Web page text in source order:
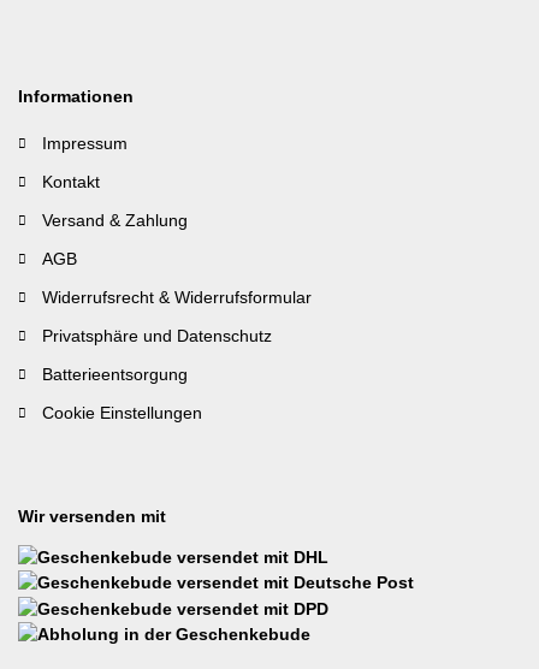
Informationen
Impressum
Kontakt
Versand & Zahlung
AGB
Widerrufsrecht & Widerrufsformular
Privatsphäre und Datenschutz
Batterieentsorgung
Cookie Einstellungen
Wir versenden mit